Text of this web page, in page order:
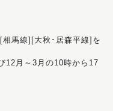
馬線][大秋･居森平線]を
12月～3月の10時から17